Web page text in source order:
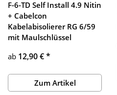
F-6-TD Self Install 4.9 Nitin
+ Cabelcon
Kabelabisolierer RG 6/59
mit Maulschlüssel
ab 12,90 €*
Zum Artikel